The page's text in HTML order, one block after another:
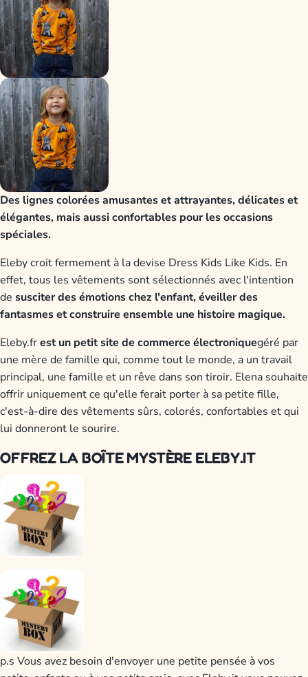
Des lignes colorées amusantes et attrayantes, délicates et
élégantes, mais aussi confortables pour les occasions
spéciales.
Eleby croit fermement à la devise Dress Kids Like Kids. En
effet, tous les vêtements sont sélectionnés avec l'intention
de susciter des émotions chez l'enfant, éveiller des
fantasmes et construire ensemble une histoire magique.
Eleby.frest un petit site de commerce électroniquegéré par
une mère de famille qui, comme tout le monde, a un travail
principal, une famille et un rêve dans son tiroir. Elena souhaite
offrir uniquement ce qu'elle ferait porter à sa petite fille,
c'est-à-dire des vêtements sûrs, colorés, confortables et qui
lui donneront le sourire.
OFFREZ LA BOÎTE MYSTÈRE ELEBY.IT
p.s Vous avez besoin d'envoyer une petite pensée à vos